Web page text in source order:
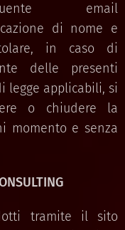
email
di nome e
in caso di
delle presenti
legge applicabili, si
o chiudere la
momento e senza
tramite il sito